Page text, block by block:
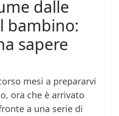
dalle
bambino:
sapere
mesi a prepararvi
ora che è arrivato
a una serie di